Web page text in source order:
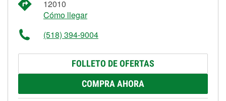
12010
Cómo llegar
(518) 394-9004
FOLLETO DE OFERTAS
COMPRA AHORA